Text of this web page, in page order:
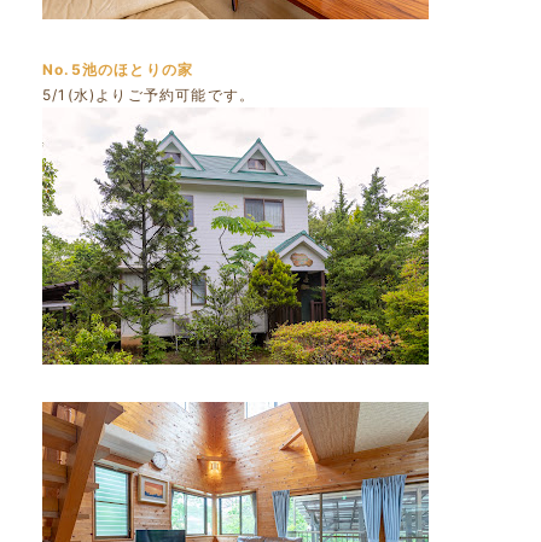
No.5池のほとりの家
5/1(水)よりご予約可能です。